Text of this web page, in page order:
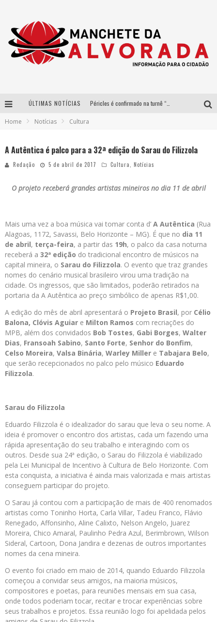
ÚLTIMAS NOTÍCIAS
Home Notícias Cultura
A Autêntica é palco para a 32ª edição do Sarau do Filizzola
Redação 5 de abril de 2017 Cultura Notícias
O projeto receberá grandes artistas mineiros no dia 11 de abril
Mais uma vez a boa música vai tomar conta d’ A Autêntica (Rua
Alagoas, 1172, Savassi, Belo Horizonte – MG). É que no dia 11
de abril, terça-feira, a partir das 19h, o palco da casa noturna
receberá a 32ª edição do tradicional encontro de músicos na
capital mineira, o Sarau do Filizzola. O evento que traz grandes
nomes do cenário musical brasileiro virou uma tradição na
cidade. Os ingressos, que são limitados, poderão retirados na
portaria da A Autêntica ao preço simbólico de apenas R$1,00.
A edição do mês de abril apresentará o Projeto Brasil, por Célio
Balona, Clóvis Aguiar e Milton Ramos com recriações do
MPB, além dos convidados Bob Tostes, Gabi Borges, Walter
Dias, Fransoah Sabino, Santo Forte, Senhor do Bonfim,
Celso Moreira, Valsa Binária, Warley Miller e Tabajara Belo,
que serão recepcionados no palco pelo músico Eduardo
Filizzola.
Sarau do Filizzola
Eduardo Filizzola é o idealizador do sarau que leva o seu nome. A
ideia é promover o encontro dos artistas, cada um fazendo uma
rápida apresentação do seu trabalho e interagindo com os
outros. Desde sua 24ª edição, o Sarau do Filizzola é viabilizado
pela Lei Municipal de Incentivo à Cultura de Belo Horizonte. Com
esta conquista, a iniciativa é ainda mais valorizada e mais artistas
conseguem participar do projeto.
O Sarau já contou com a participação de mais de 400 renomados
artistas como Toninho Horta, Carla Villar, Tadeu Franco, Flávio
Renegado, Affonsinho, Aline Calixto, Nelson Angelo, Juarez
Moreira, Chico Amaral, Paulinho Pedra Azul, Berimbrown, Wilson
Sideral, Cartoon, Dona Jandira e dezenas de outros importantes
nomes da cena mineira.
O evento foi criado em maio de 2014, quando Eduardo Filizzola
começou a convidar seus amigos, na maioria músicos,
compositores e poetas, para reuniões mensais em sua casa,
onde todos poderiam tocar, recitar e trocar experiências sobre
seus trabalhos e projetos. Essa reunião logo foi apelidada pelos